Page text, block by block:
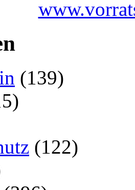
(139)
(122)